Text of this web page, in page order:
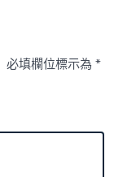
必填欄位標示為*